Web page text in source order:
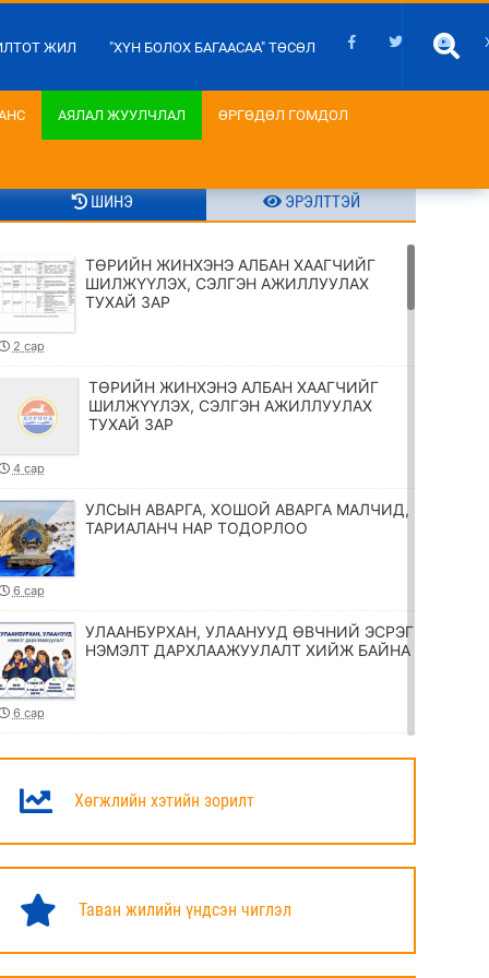
ЖИЛ "ХҮН БОЛОХ БАГААСАА" ТӨСӨЛ
АЯЛАЛ ЖУУЛЧЛАЛ ӨРГӨДӨЛ ГОМДОЛ
ШИНЭ ЭРЭЛТТЭЙ
ТӨРИЙН ЖИНХЭНЭ АЛБАН ХААГЧИЙГ
ШИЛЖҮҮЛЭХ, СЭЛГЭН АЖИЛЛУУЛАХ
ТУХАЙ ЗАР
2 сар
ТӨРИЙН ЖИНХЭНЭ АЛБАН ХААГЧИЙГ
ШИЛЖҮҮЛЭХ, СЭЛГЭН АЖИЛЛУУЛАХ
ТУХАЙ ЗАР
4 сар
УЛСЫН АВАРГА, ХОШОЙ АВАРГА МАЛЧИД,
ТАРИАЛАНЧ НАР ТОДОРЛОО
6 сар
УЛААНБУРХАН, УЛААНУУД ӨВЧНИЙ ЭСРЭГ
НЭМЭЛТ ДАРХЛААЖУУЛАЛТ ХИЙЖ БАЙНА
6 сар
ТӨРИЙН ЖИНХЭНЭ АЛБАН ХААГЧИЙГ
ТУХАЙ ЗАР
ХӨШӨӨНД ЦЭЦЭГ ӨРГӨЛӨӨ
6 сар
Хөгжлийн хэтийн зорилт
Таван жилийн үндсэн чиглэл